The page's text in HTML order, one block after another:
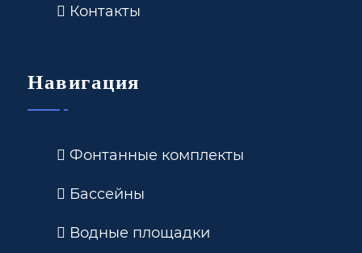
Контакты
Навигация
Фонтанные комплекты
Бассейны
Водные площадки